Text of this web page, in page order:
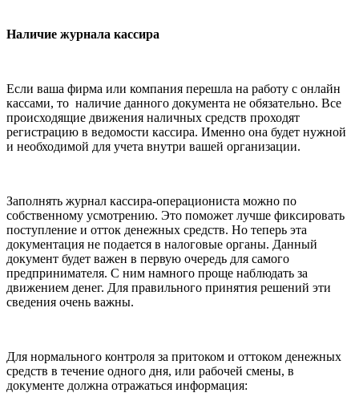
Наличие журнала кассира
Если ваша фирма или компания перешла на работу с онлайн
кассами, то наличие данного документа не обязательно. Все
происходящие движения наличных средств проходят
регистрацию в ведомости кассира. Именно она будет нужной
и необходимой для учета внутри вашей организации.
Заполнять журнал кассира-операциониста можно по
собственному усмотрению. Это поможет лучше фиксировать
поступление и отток денежных средств. Но теперь эта
документация не подается в налоговые органы. Данный
документ будет важен в первую очередь для самого
предпринимателя. С ним намного проще наблюдать за
движением денег. Для правильного принятия решений эти
сведения очень важны.
Для нормального контроля за притоком и оттоком денежных
средств в течение одного дня, или рабочей смены, в
документе должна отражаться информация: